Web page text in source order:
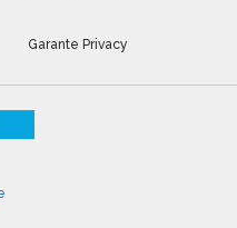
Garante Privacy